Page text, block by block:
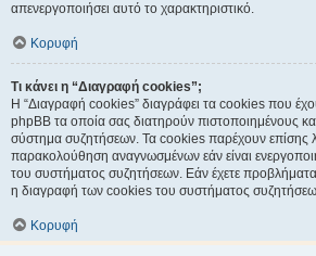
απενεργοποιήσει αυτό το χαρακτηριστικό.
Κορυφή
Τι κάνει η “Διαγραφή cookies”;
Η “Διαγραφή cookies” διαγράφει τα cookies που
phpBB τα οποία σας διατηρούν πιστοποιημένους
σύστημα συζητήσεων. Τα cookies παρέχουν επίσης
παρακολούθηση αναγνωσμένων εάν είναι
του συστήματος συζητήσεων. Εάν έχετε
η διαγραφή των cookies του συστήματος
Κορυφή